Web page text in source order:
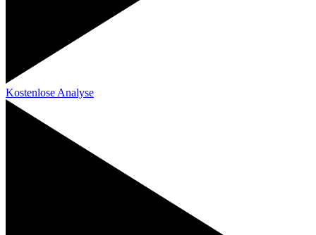
Kostenlose Analyse